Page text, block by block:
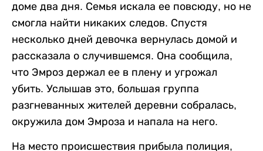
доме два дня. Семья искала ее повсюду, но не
смогла найти никаких следов. Спустя
несколько дней девочка вернулась домой и
рассказала о случившемся. Она сообщила,
что Эмроз держал ее в плену и угрожал
убить. Услышав это, большая группа
разгневанных жителей деревни собралась,
окружила дом Эмроза и напала на него.
На место происшествия прибыла полиция,